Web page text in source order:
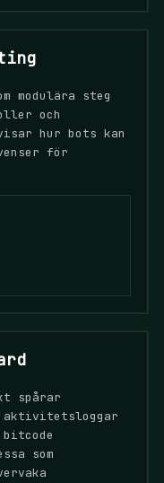
modulära steg
och
hur bots kan
för
spårar
aktivitetsloggar
som